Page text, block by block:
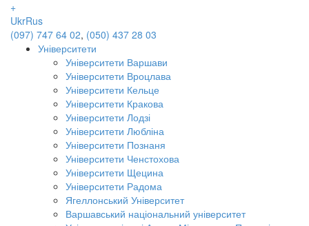
+
UkrRus
(097) 747 64 02, (050) 437 28 03
Університети
Університети Варшави
Університети Вроцлава
Університети Кельце
Університети Кракова
Університети Лодзі
Університети Любліна
Університети Познаня
Університети Ченстохова
Університети Щецина
Університети Радома
Ягеллонський Університет
Варшавський національний університет